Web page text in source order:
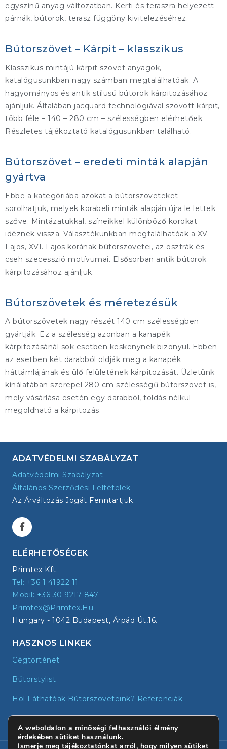
egyszínű anyag változatban. Kerti és teraszra helyezett
párnák, bútorok, terasz függöny kivitelezéséhez.
Bútorszövet – Kárpit – klasszikus
Klasszikus mintájú kárpit szövet anyagok,
katalógusunkban nagy számban megtalálhatóak. A
hagyományos és antik stílusú bútorok kárpitozásához
ajánljuk. Általában jacquard technológiával szövött kárpit,
több féle – 140 – 280 cm – szélességben elérhetőek.
Részletes tájékoztató katalógusunkban található.
Bútorszövet – eredeti minták alapján
gyártva
Ebbe a kategóriába azokat a bútorszöveteket
sorolhatjuk, melyek korabeli minták alapján újra le lettek
szőve. Mintázatukkal, színeikkel különböző korokat
idéznek vissza. Választékunkban megtalálhatóak a XV.
Lajos, XVI. Lajos korának bútorszövetei, az osztrák és
cseh szecesszió motívumai. Elsősorban antik bútorok
kárpitozásához ajánljuk.
Bútorszövetek és méretezésük
A bútorszövetek nagy részét 140 cm szélességben
gyártják. Ez a szélesség azonban a kanapék
kárpitozásánál sok esetben keskenynek bizonyul. Ebben
az esetben két darabból oldják meg a kanapék
háttámlájának és ülő felületének kárpitozását. Üzletünk
kínálatában szerepel 280 cm szélességű bútorszövet is,
mely vásárlása esetén egy darabból, toldás nélkül
megoldható a kárpitozás.
ADATVÉDELMI SZABÁLYZAT
Adatvédelmi Szabályzat
Általános Szerződési Feltételek
Az Árváltozás Jogát Fenntartjuk.
ELÉRHETŐSÉGEK
Primtex Kft.
Tel: +36 1 41922 11
Mobil: +36 30 9217 847
Primtex@primtex.hu
Hungary - 1042 Budapest, Árpád Út,16.
HASZNOS LINKEK
Cégtörténet
Bútorstylist
Hol Láthatóak Bútorszöveteink? Referenciák
Kapcsolat
A weboldalon a minőségi felhasználói élmény
érdekében sütiket használunk.
Ismerje meg tájékoztatónkat arról, hogy milyen sütiket